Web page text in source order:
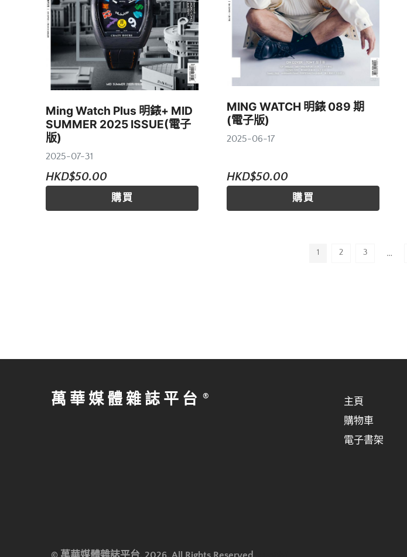
Ming Watch Plus 明錶+ MID
SUMMER 2025 ISSUE(電子
版)
2025-07-31
HKD$50.00
購買
MING WATCH 明錶 089 期
(電子版)
2025-06-17
HKD$50.00
購買
1 2 3 …
萬華媒體雜誌平台
主頁
購物車
電子書架